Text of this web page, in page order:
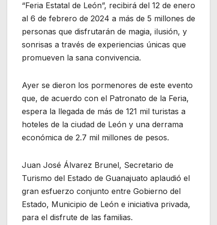
“Feria Estatal de León”, recibirá del 12 de enero
al 6 de febrero de 2024 a más de 5 millones de
personas que disfrutarán de magia, ilusión, y
sonrisas a través de experiencias únicas que
promueven la sana convivencia.
Ayer se dieron los pormenores de este evento
que, de acuerdo con el Patronato de la Feria,
espera la llegada de más de 121 mil turistas a
hoteles de la ciudad de León y una derrama
económica de 2.7 mil millones de pesos.
Juan José Álvarez Brunel, Secretario de
Turismo del Estado de Guanajuato aplaudió el
gran esfuerzo conjunto entre Gobierno del
Estado, Municipio de León e iniciativa privada,
para el disfrute de las familias.